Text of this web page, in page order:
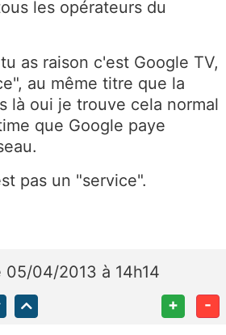
les opérateurs du
as raison c'est Google TV,
au même titre que la
là oui je trouve cela normal
que Google paye
pas un "service".
05/04/2013 à 14h14
+ -